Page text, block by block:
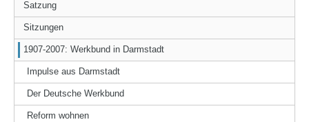
Satzung
Sitzungen
1907-2007: Werkbund in Darmstadt
Impulse aus Darmstadt
Der Deutsche Werkbund
Reform wohnen